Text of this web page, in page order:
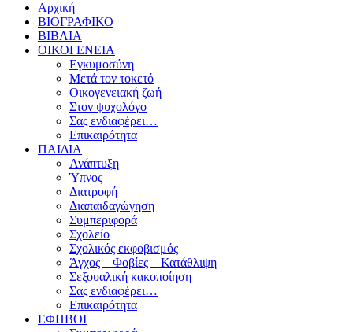
Αρχική
ΒΙΟΓΡΑΦΙΚΟ
ΒΙΒΛΙΑ
ΟΙΚΟΓΕΝΕΙΑ
Εγκυμοσύνη
Μετά τον τοκετό
Οικογενειακή ζωή
Στον ψυχολόγο
Σας ενδιαφέρει…
Επικαιρότητα
ΠΑΙΔΙΑ
Ανάπτυξη
Ύπνος
Διατροφή
Διαπαιδαγώγηση
Συμπεριφορά
Σχολείο
Σχολικός εκφοβισμός
Άγχος – Φοβίες – Κατάθλιψη
Σεξουαλική κακοποίηση
Σας ενδιαφέρει…
Επικαιρότητα
ΕΦΗΒΟΙ